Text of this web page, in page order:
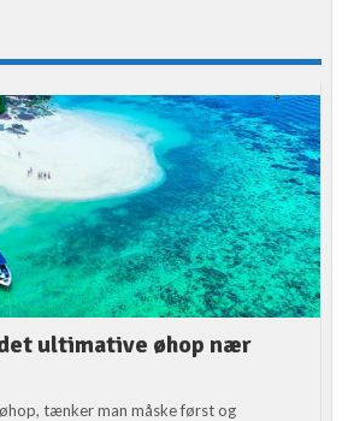
det ultimative øhop nær
tænker man måske først og